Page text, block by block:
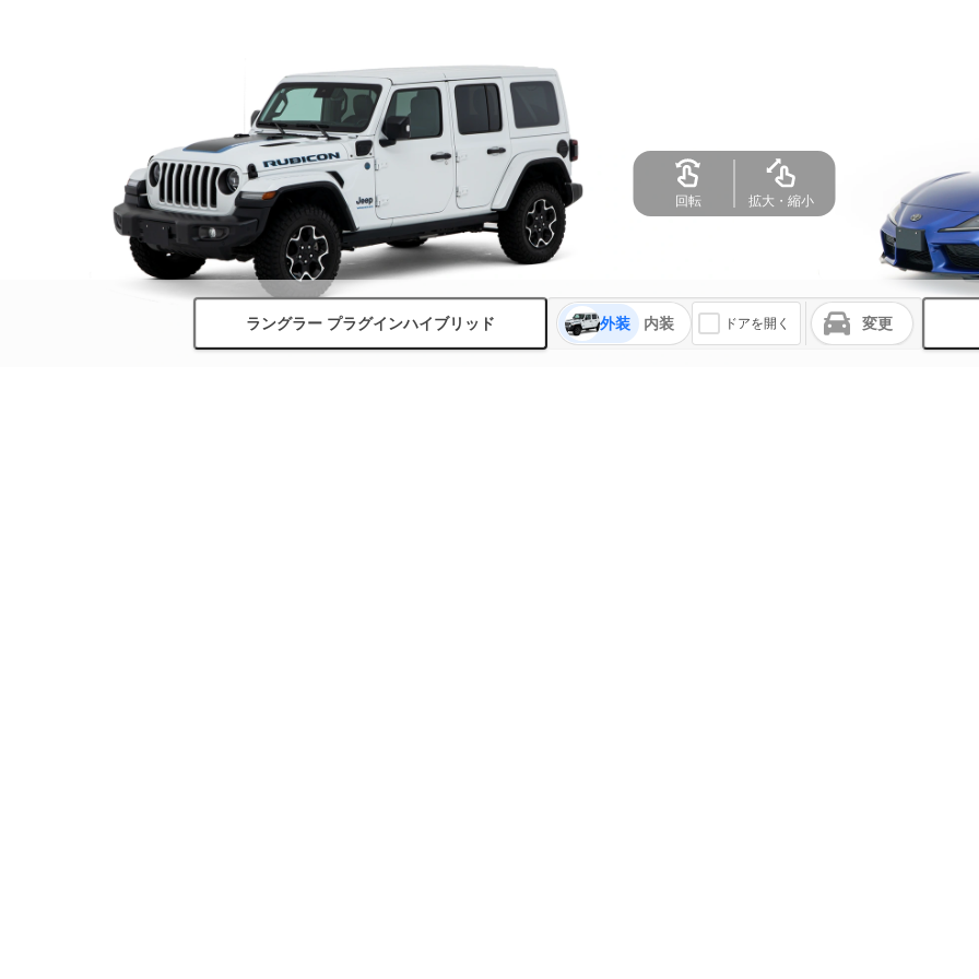
ラングラー プラグインハイブリッド 外装 内装 ドアを開く 変更
回転 拡大・縮小